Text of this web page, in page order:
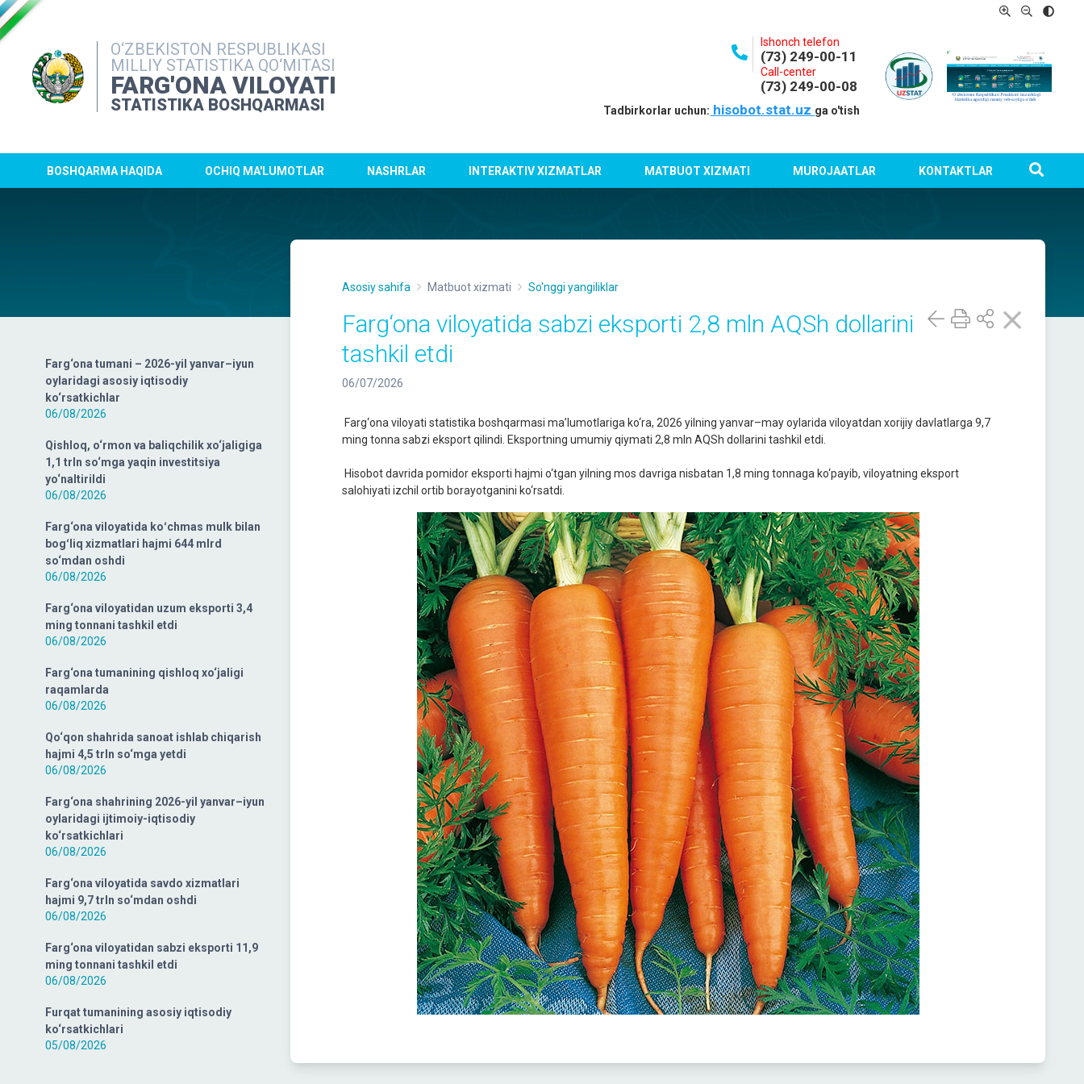
O‘ZBEKISTON RESPUBLIKASI
MILLIY STATISTIKA QO‘MITASI
FARG'ONA VILOYATI
STATISTIKA BOSHQARMASI
Ishonch telefon
(73) 249-00-11
Call-center
(73) 249-00-08
Tadbirkorlar uchun: hisobot.stat.uz ga o'tish
BOSHQARMA HAQIDA OCHIQ MA'LUMOTLAR NASHRLAR INTERAKTIV XIZMATLAR MATBUOT XIZMATI MUROJAATLAR KONTAKTLAR
Farg‘ona tumani – 2026-yil yanvar–iyun
oylaridagi asosiy iqtisodiy
ko‘rsatkichlar
06/08/2026
Qishloq, o‘rmon va baliqchilik xo‘jaligiga
1,1 trln so‘mga yaqin investitsiya
yo‘naltirildi
06/08/2026
Farg‘ona viloyatida koʻchmas mulk bilan
bogʻliq xizmatlari hajmi 644 mlrd
so‘mdan oshdi
06/08/2026
Farg‘ona viloyatidan uzum eksporti 3,4
ming tonnani tashkil etdi
06/08/2026
Farg‘ona tumanining qishloq xo‘jaligi
raqamlarda
06/08/2026
Qo‘qon shahrida sanoat ishlab chiqarish
hajmi 4,5 trln so‘mga yetdi
06/08/2026
Farg‘ona shahrining 2026-yil yanvar–iyun
oylaridagi ijtimoiy-iqtisodiy
ko‘rsatkichlari
06/08/2026
Farg‘ona viloyatida savdo xizmatlari
hajmi 9,7 trln so‘mdan oshdi
06/08/2026
Farg‘ona viloyatidan sabzi eksporti 11,9
ming tonnani tashkil etdi
06/08/2026
Furqat tumanining asosiy iqtisodiy
ko‘rsatkichlari
05/08/2026
Asosiy sahifa Matbuot xizmati So'nggi yangiliklar
Farg‘ona viloyatida sabzi eksporti 2,8 mln AQSh dollarini
tashkil etdi
06/07/2026
Farg‘ona viloyati statistika boshqarmasi ma’lumotlariga ko‘ra, 2026 yilning yanvar–may oylarida viloyatdan xorijiy davlatlarga 9,7
ming tonna sabzi eksport qilindi. Eksportning umumiy qiymati 2,8 mln AQSh dollarini tashkil etdi.
Hisobot davrida pomidor eksporti hajmi o‘tgan yilning mos davriga nisbatan 1,8 ming tonnaga ko‘payib, viloyatning eksport
salohiyati izchil ortib borayotganini ko‘rsatdi.